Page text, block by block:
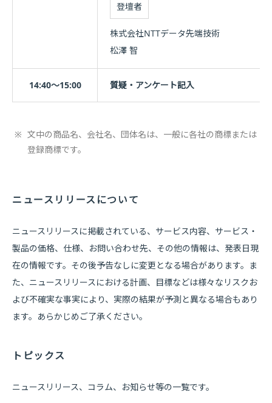
登壇者
株式会社NTTデータ先端技術
松澤 智
14:40～15:00 質疑・アンケート記入
※ 文中の商品名、会社名、団体名は、一般に各社の商標または
登録商標です。
ニュースリリースについて
ニュースリリースに掲載されている、サービス内容、サービス・
製品の価格、仕様、お問い合わせ先、その他の情報は、発表日現
在の情報です。その後予告なしに変更となる場合があります。ま
た、ニュースリリースにおける計画、目標などは様々なリスクお
よび不確実な事実により、実際の結果が予測と異なる場合もあり
ます。あらかじめご了承ください。
トピックス
ニュースリリース、コラム、お知らせ等の一覧です。